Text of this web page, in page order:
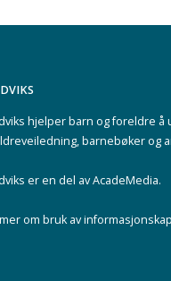
hjelper barn og foreldre å
barnebøker og
er en del avAcadeMedia.
om bruk av